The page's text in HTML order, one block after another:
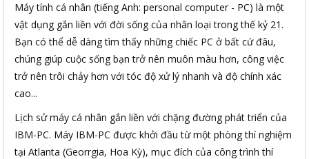
Máy tính cá nhân (tiếng Anh: personal computer - PC) là một
vật dụng gắn liền với đời sống của nhân loại trong thế kỷ 21.
Bạn có thể dễ dàng tìm thấy những chiếc PC ở bất cứ đâu,
chúng giúp cuộc sống bạn trở nên muôn màu hơn, công việc
trở nên trôi chảy hơn với tóc độ xử lý nhanh và độ chính xác
cao...
Lịch sử máy cá nhân gắn liền với chặng đường phát triển của
IBM-PC. Máy IBM-PC được khởi đầu từ một phòng thí nghiệm
tại Atlanta (Georrgia, Hoa Kỳ), mục đích của công trình thí